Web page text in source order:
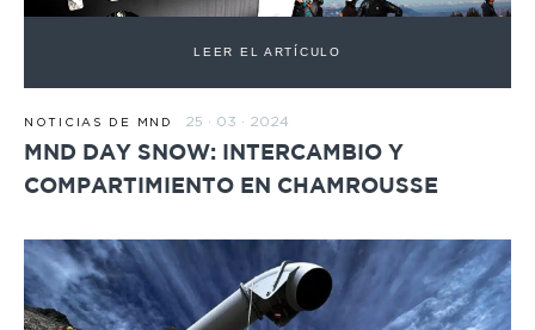
LEER EL ARTÍCULO
NOTICIAS DE MND 25 · 03 · 2024
MND DAY SNOW: INTERCAMBIO Y
COMPARTIMIENTO EN CHAMROUSSE